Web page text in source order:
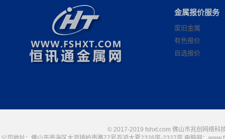
金属报价服务
废旧金属
有色报价
自选报价
© 2017-2019 fshxt.com 佛山市兆创网络科